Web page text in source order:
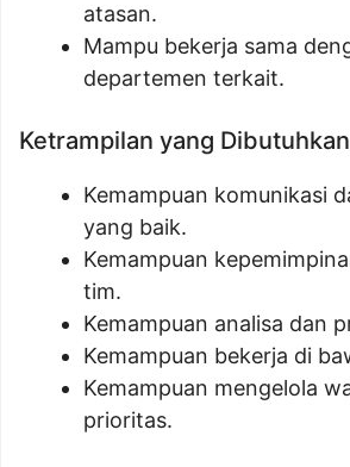
atasan.
Mampu bekerja sama
departemen terkait.
Ketrampilan yang Dibutuhkan
Kemampuan komunikasi
yang baik.
Kemampuan
tim.
Kemampuan analisa dan
Kemampuan bekerja di
Kemampuan mengelola
prioritas.